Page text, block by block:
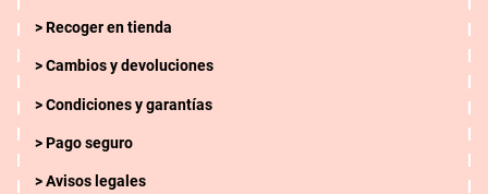
Recoger en tienda
Cambios y devoluciones
Condiciones y garantías
Pago seguro
Avisos legales